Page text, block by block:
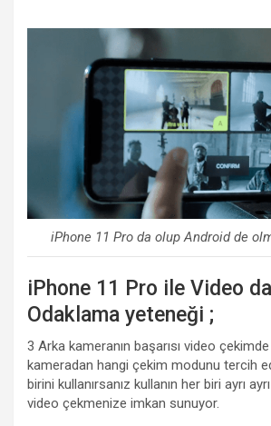
iPhone 11 Pro da olup Android de
iPhone 11 Pro ile Video
Odaklama yeteneği ;
3 Arka kameranın başarısı video
kameradan hangi çekim modunu tercih
birini kullanırsanız kullanın her biri ayrı
video çekmenize imkan sunuyor.